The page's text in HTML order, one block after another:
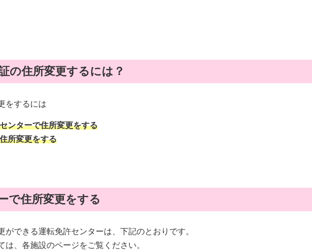
の住所変更するには？
をするには
ンターで住所変更をする
所変更をする
で住所変更をする
ができる運転免許センターは、下記のとおりです。
は、各施設のページをご覧ください。